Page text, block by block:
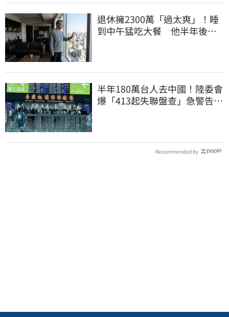
退休擁2300萬「過太爽」！睡
到中午猛吃大餐 他半年後絕
半年180萬台人去中國！陸委會
爆「413起失聯盤查」急警告：
Recommended by